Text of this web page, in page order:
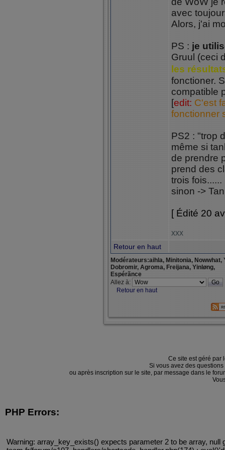
avec
Alors, j'ai
PS : je
Gruul (ceci
les
fonctioner.
compatible
[edit: C'est
fonctionner
PS2 : "trop
même si
de prendre
prend des
trois
sinon ->
[ Édité 20
xxx
Retour en haut
Modérateurs:aihla, Minitonia, Nowwhat,
Dobromir, Agroma, Freijana, Yinløng,
Espérãnce
Allez à:
Retour en haut
Ce site est géré par
Si vous avez des
ou après inscription sur le site, par message dans le
PHP Errors:
Warning: array_key_exists() expects parameter 2 to be array, null